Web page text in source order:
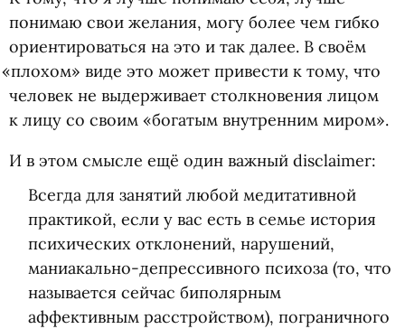
понимаю свои желания, могу более чем гибко
ориентироваться на это и так далее. В своём
«плохом» виде это может привести к тому, что
человек не выдерживает столкновения лицом
к лицу со своим «богатым внутренним миром».
И в этом смысле ещё один важный disclaimer:
Всегда для занятий любой медитативной
практикой, если у вас есть в семье история
психических отклонений, нарушений,
маниакально-депрессивного психоза (то, что
называется сейчас биполярным
аффективным расстройством), пограничного